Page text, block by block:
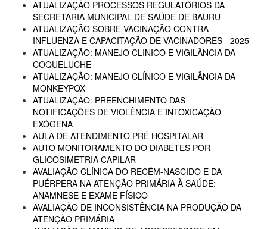
ATUALIZAÇÃO PROCESSOS REGULATÓRIOS DA
SECRETARIA MUNICIPAL DE SAÚDE DE BAURU
ATUALIZAÇÃO SOBRE VACINAÇÃO CONTRA
INFLUENZA E CAPACITAÇÃO DE VACINADORES - 2025
ATUALIZAÇÃO: MANEJO CLINICO E VIGILÂNCIA DA
COQUELUCHE
ATUALIZAÇÃO: MANEJO CLÍNICO E VIGILÂNCIA DA
MONKEYPOX
ATUALIZAÇÃO: PREENCHIMENTO DAS
NOTIFICAÇÕES DE VIOLÊNCIA E INTOXICAÇÃO
EXÓGENA
AULA DE ATENDIMENTO PRÉ HOSPITALAR
AUTO MONITORAMENTO DO DIABETES POR
GLICOSIMETRIA CAPILAR
AVALIAÇÃO CLÍNICA DO RECÉM-NASCIDO E DA
PUÉRPERA NA ATENÇÃO PRIMÁRIA À SAÚDE:
ANAMNESE E EXAME FÍSICO
AVALIAÇÃO DE INCONSISTÊNCIA NA PRODUÇÃO DA
ATENÇÃO PRIMÁRIA